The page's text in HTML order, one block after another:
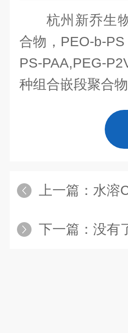
杭州新乔生
合物，PEO-b-
PS-PAA,PEG-
种组合嵌段聚合物
上一篇： 水溶
下一篇：没有